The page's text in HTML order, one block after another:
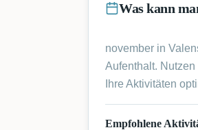
Was kann
november in
Aufenthalt.
Ihre Aktivitäten
Empfohlene